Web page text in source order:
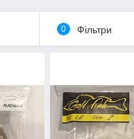
0 Фільтри